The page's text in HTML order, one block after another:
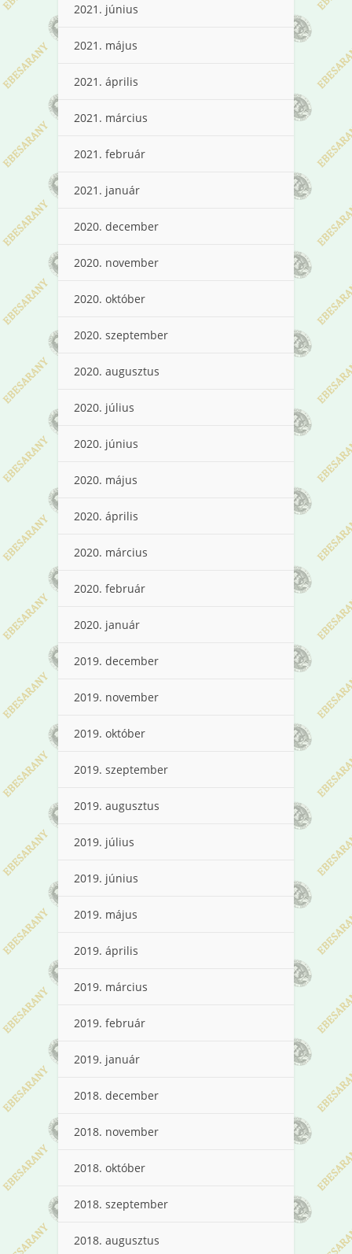
2021. június
2021. május
2021. április
2021. március
2021. február
2021. január
2020. december
2020. november
2020. október
2020. szeptember
2020. augusztus
2020. július
2020. június
2020. május
2020. április
2020. március
2020. február
2020. január
2019. december
2019. november
2019. október
2019. szeptember
2019. augusztus
2019. július
2019. június
2019. május
2019. április
2019. március
2019. február
2019. január
2018. december
2018. november
2018. október
2018. szeptember
2018. augusztus